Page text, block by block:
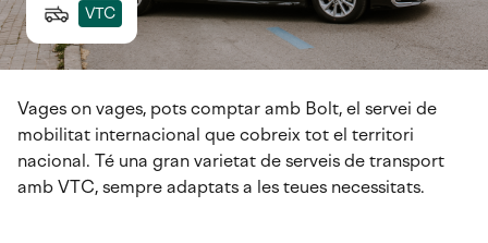
VTC
Vages on vages, pots comptar amb Bolt, el servei de
mobilitat internacional que cobreix tot el territori
nacional. Té una gran varietat de serveis de transport
amb VTC, sempre adaptats a les teues necessitats.